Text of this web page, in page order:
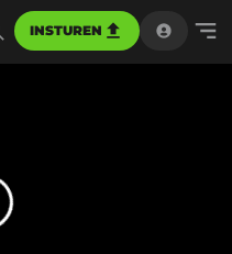
INSTUREN